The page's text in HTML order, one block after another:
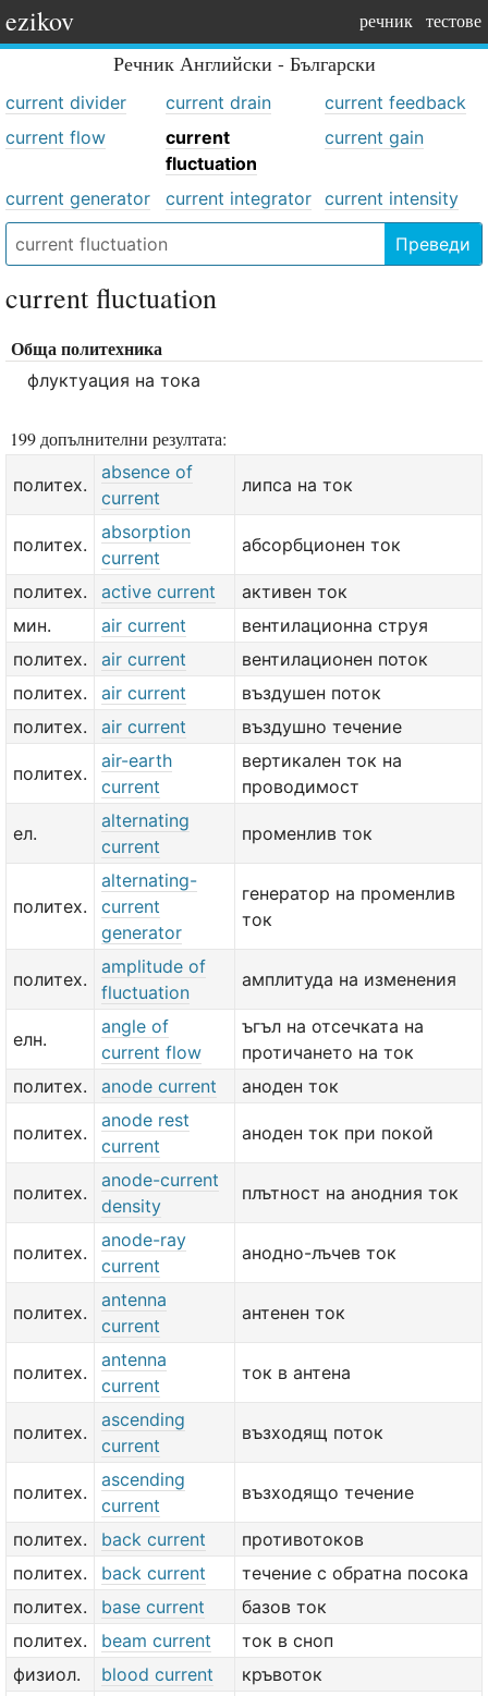
ezikov речник тестове
Речник Английски - Български
current divider current drain
current feedback
current flow
current
fluctuation
current gain
current generator current integrator current intensity
Преведи
current fluctuation
Обща политехника
флуктуация на тока
199 допълнителни резултата:
политех.
absence of
current
липса на ток
политех.
absorption
current
абсорбционен ток
политех. active current
активен ток
мин.
air current
вентилационна струя
политех.
air current
вентилационен поток
политех.
air current
въздушен поток
политех.
air current въздушно течение
политех.
air-earth
current
вертикален ток на
проводимост
ел.
alternating
current
променлив ток
политех.
alternating-
current
generator
генератор на променлив
ток
политех.
amplitude of
fluctuation
амплитуда на изменения
елн.
angle of
current flow
ъгъл на отсечката на
протичането на ток
политех.
anode current аноден ток
политех.
anode rest
current
аноден ток при покой
политех.
anode-current
density
плътност на анодния ток
политех.
anode-ray
current
анодно-лъчев ток
политех.
antenna
current
антенен ток
политех.
antenna
current
ток в антена
политех.
ascending
current
възходящ поток
политех.
ascending
current
възходящо течение
политех. back current
противотоков
политех.
back current
течение с обратна посока
политех.
base current
базов ток
политех.
beam current
ток в сноп
физиол.
blood current
кръвоток